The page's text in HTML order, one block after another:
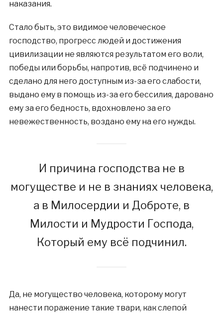
наказания.
Стало быть, это видимое человеческое
господство, прогресс людей и достижения
цивилизации не являются результатом его воли,
победы или борьбы, напротив, всё подчинено и
сделано для него доступным из-за его слабости,
выдано ему в помощь из-за его бессилия, даровано
ему за его бедность, вдохновлено за его
невежественность, воздано ему на его нужды.
И причина господства не в
могуществе и не в знаниях человека,
а в Милосердии и Доброте, в
Милости и Мудрости Господа,
Который ему всё подчинил.
Да, не могущество человека, которому могут
нанести поражение такие твари, как слепой